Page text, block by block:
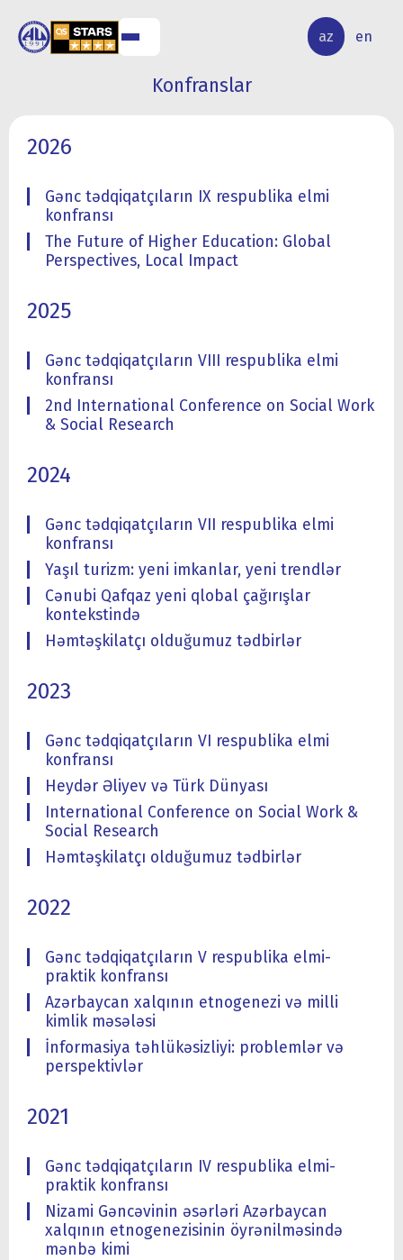
az en
ELMİ
TƏDQİQAT
Konfranslar
2026
Gənc tədqiqatçıların IX respublika elmi
konfransı
The Future of Higher Education: Global
Perspectives, Local Impact
2025
Gənc tədqiqatçıların VIII respublika elmi
konfransı
2nd International Conference on Social Work
& Social Research
2024
Gənc tədqiqatçıların VII respublika elmi
konfransı
Yaşıl turizm: yeni imkanlar, yeni trendlər
Cənubi Qafqaz yeni qlobal çağırışlar
kontekstində
Həmtəşkilatçı olduğumuz tədbirlər
2023
Gənc tədqiqatçıların VI respublika elmi
konfransı
Heydər Əliyev və Türk Dünyası
International Conference on Social Work &
Social Research
Həmtəşkilatçı olduğumuz tədbirlər
2022
Gənc tədqiqatçıların V respublika elmi-
praktik konfransı
Azərbaycan xalqının etnogenezi və milli
kimlik məsələsi
İnformasiya təhlükəsizliyi: problemlər və
perspektivlər
2021
Gənc tədqiqatçıların IV respublika elmi-
praktik konfransı
Nizami Gəncəvinin əsərləri Azərbaycan
xalqının etnogenezisinin öyrənilməsində
mənbə kimi